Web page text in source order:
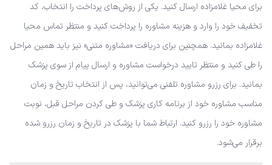
برای محیا غلامزاده ارسال کنید. یکی از روش‌های پرداخت را انتخاب، کد
تخفیف خود را وارد و هزینه مشاوره را پرداخت کنید و منتظر تماس محیا
غلامزاده بمانید. همچنین برای دریافت «مشاوره متنی» نیز باید همین مراحل
را طی کنید و منتظر تایید درخواست مشاوره و ارسال پیام از سوی پزشک
بمانید. برای رزرو مشاوره تلفنی می‌توانید، پس از انتخاب تاریخ و زمان
مناسب مشاوره خود از برنامه کاری پزشک و طی کردن مراحل قبل، نوبت
مشاوره خود را رزرو کنید. ارتباط شما با پزشک در تاریخ و زمان رزرو شده
برقرار می‌شود.